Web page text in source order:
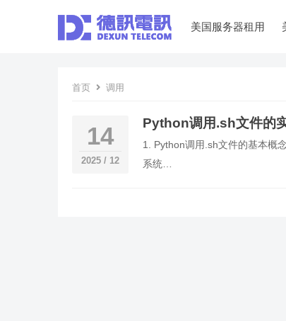
美国服务器租用
首页 调用
14
2025 / 12
Python调用.sh文件的
1. Python调用.sh文件的基本概
系统…